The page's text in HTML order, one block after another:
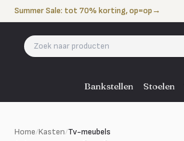
Naar de inhoud
Summer Sale: tot 70% korting, op=op→
Bankstellen Stoelen
Home/Kasten/Tv-meubels